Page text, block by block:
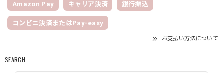
Amazon Pay キャリア決済 銀行振込
コンビニ決済またはPay-easy
お支払い方法について
SEARCH